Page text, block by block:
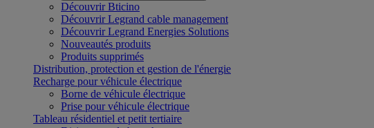
Découvrir Bticino
Découvrir Legrand cable management
Découvrir Legrand Energies Solutions
Nouveautés produits
Produits supprimés
Distribution, protection et gestion de l'énergie
Recharge pour véhicule électrique
Borne de véhicule électrique
Prise pour véhicule électrique
Tableau résidentiel et petit tertiaire